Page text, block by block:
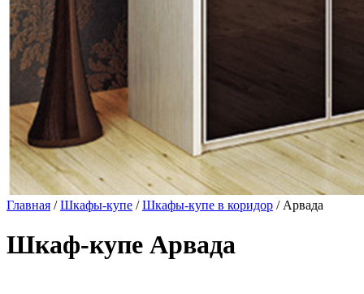
Главная /Шкафы-купе /Шкафы-купе в коридор / Арвада
Шкаф-купе Арвада